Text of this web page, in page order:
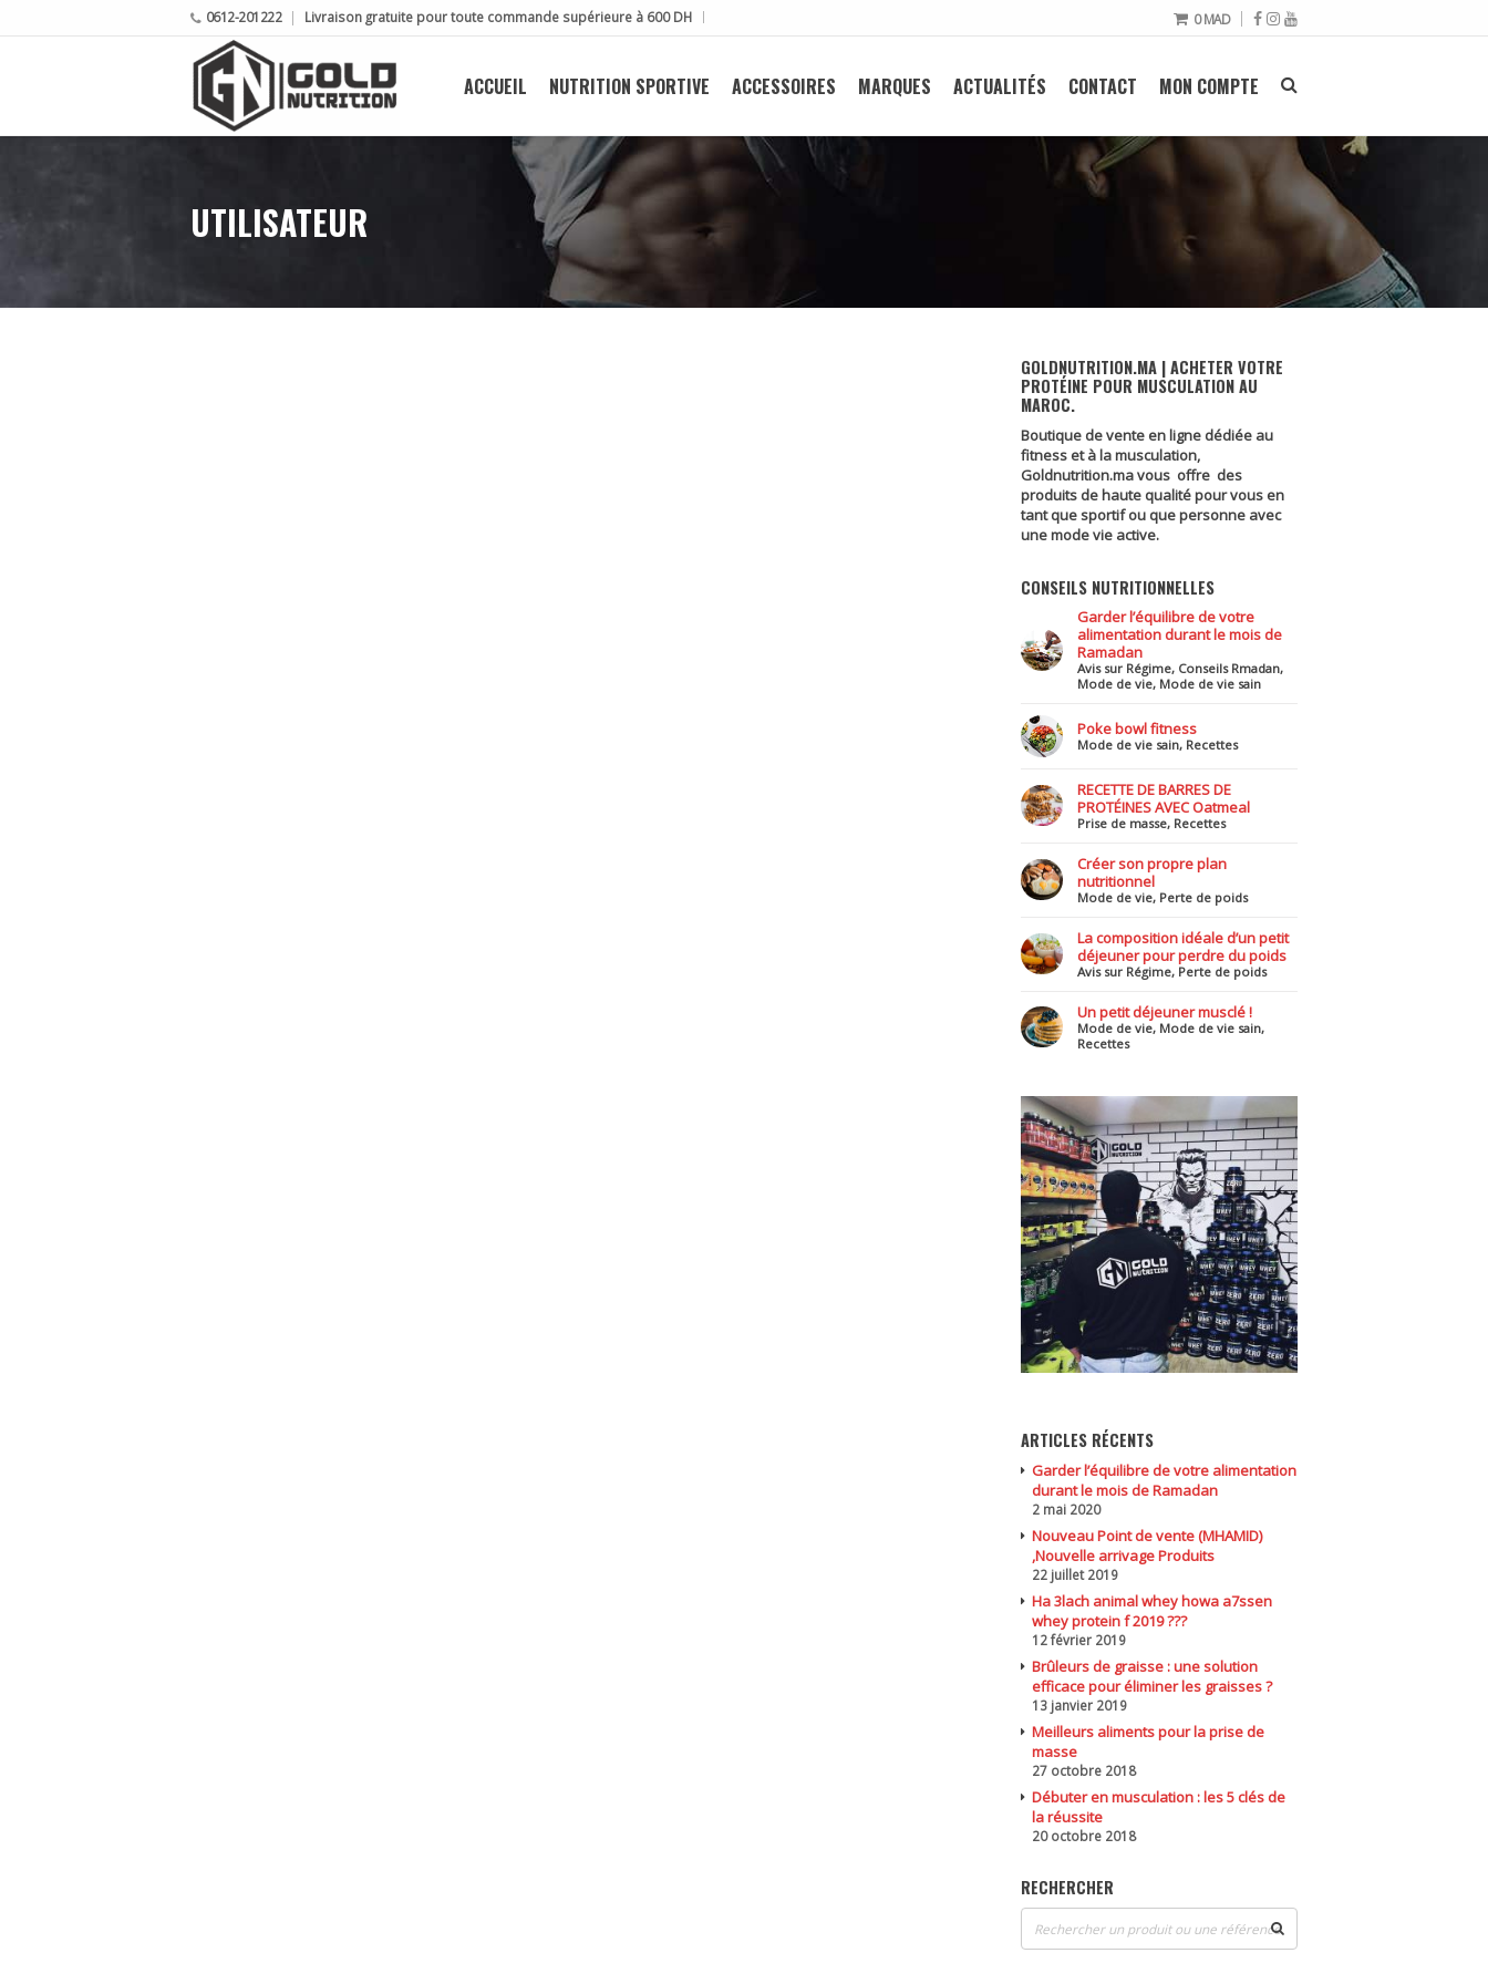
0612-201222 Livraison gratuite pour toute commande supérieure à 600 DH 0MAD
ACCUEIL NUTRITION SPORTIVE ACCESSOIRES MARQUES ACTUALITÉS CONTACT MON COMPTE
UTILISATEUR
GOLDNUTRITION.MA | ACHETER VOTRE
PROTÉINE POUR MUSCULATION AU
MAROC.
Boutique de vente en ligne dédiée au
fitness et à la musculation,
Goldnutrition.ma vous offre des
produits de haute qualité pour vous en
tant que sportif ou que personne avec
une mode vie active.
CONSEILS NUTRITIONNELLES
Garder l’équilibre de votre
alimentation durant le mois de
Ramadan
Avis sur Régime, Conseils Rmadan,
Mode de vie, Mode de vie sain
Poke bowl fitness
Mode de vie sain, Recettes
RECETTE DE BARRES DE
PROTÉINES AVEC Oatmeal
Prise de masse, Recettes
Créer son propre plan
nutritionnel
Mode de vie, Perte de poids
La composition idéale d’un petit
déjeuner pour perdre du poids
Avis sur Régime, Perte de poids
Un petit déjeuner musclé !
Mode de vie, Mode de vie sain,
Recettes
ARTICLES RÉCENTS
Garder l’équilibre de votre alimentation
durant le mois de Ramadan
2 mai 2020
Nouveau Point de vente (MHAMID)
,Nouvelle arrivage Produits
22 juillet 2019
Ha 3lach animal whey howa a7ssen
whey protein f 2019 ???
12 février 2019
Brûleurs de graisse : une solution
efficace pour éliminer les graisses ?
13 janvier 2019
Meilleurs aliments pour la prise de
masse
27 octobre 2018
Débuter en musculation : les 5 clés de
la réussite
20 octobre 2018
RECHERCHER